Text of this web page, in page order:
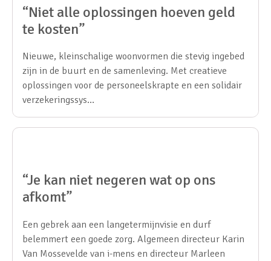
“Niet alle oplossingen hoeven geld
te kosten”
Nieuwe, kleinschalige woonvormen die stevig ingebed
zijn in de buurt en de samenleving. Met creatieve
oplossingen voor de personeelskrapte en een solidair
verzekeringssys…
“Je kan niet negeren wat op ons
afkomt”
Een gebrek aan een langetermijnvisie en durf
belemmert een goede zorg. Algemeen directeur Karin
Van Mossevelde van i-mens en directeur Marleen